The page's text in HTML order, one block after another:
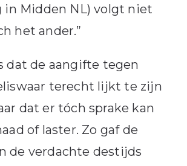
in Midden NL) volgt niet
het ander.”
dat de aangifte tegen
terecht lijkt te zijn
dat er tóch sprake kan
of laster. Zo gaf de
de verdachte destijds